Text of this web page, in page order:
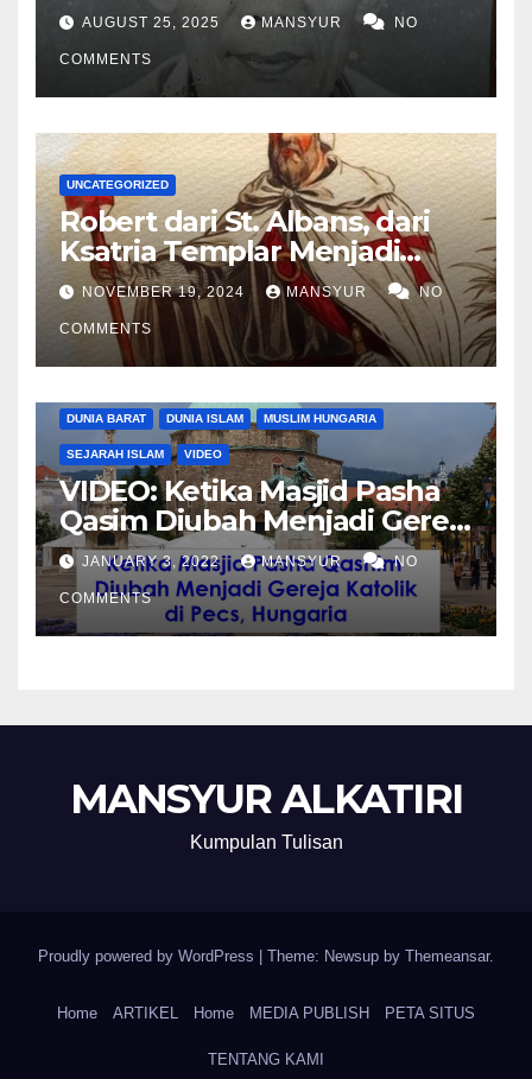
AUGUST 25, 2025 MANSYUR NO
COMMENTS
UNCATEGORIZED
Robert dari St. Albans, dari
Ksatria Templar Menjadi
Komandan Pasukan
Shalahuddin Merebut
Kembali Yerusalem
NOVEMBER 19, 2024 MANSYUR NO
COMMENTS
DUNIA BARAT DUNIA ISLAM MUSLIM HUNGARIA
SEJARAH ISLAM VIDEO
VIDEO: Ketika Masjid Pasha
Qasim Diubah Menjadi Gereja
Katolik di Pecs, Hungaria
JANUARY 3, 2022 MANSYUR NO
COMMENTS
MANSYUR ALKATIRI
Kumpulan Tulisan
Proudly powered by WordPress Theme: Newsup by Themeansar.
Home ARTIKEL Home MEDIA PUBLISH PETA SITUS
TENTANG KAMI